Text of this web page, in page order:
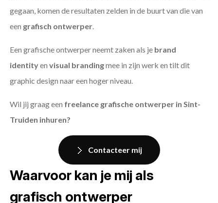
gegaan, komen de resultaten zelden in de buurt van die van
een grafisch ontwerper
Een grafische ontwerper neemt zaken als je brand
identityen visual brandingmee in zijn werk en tilt dit
graphic design naar een hoger niveau.
Wil jij graag een freelance grafische ontwerper in Sint-
Truiden inhuren?
Contacteer mij
Waarvoor kan je mij als
grafisch ontwerper